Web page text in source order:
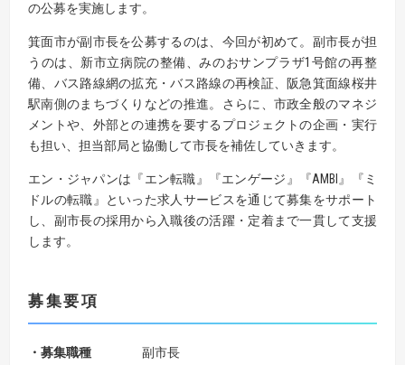
の公募を実施します。
箕面市が副市長を公募するのは、今回が初めて。副市長が担
うのは、新市立病院の整備、みのおサンプラザ1号館の再整
備、バス路線網の拡充・バス路線の再検証、阪急箕面線桜井
駅南側のまちづくりなどの推進。さらに、市政全般のマネジ
メントや、外部との連携を要するプロジェクトの企画・実行
も担い、担当部局と協働して市長を補佐していきます。
エン・ジャパンは『エン転職』『エンゲージ』『AMBI』『ミ
ドルの転職』といった求人サービスを通じて募集をサポート
し、副市長の採用から入職後の活躍・定着まで一貫して支援
します。
募集要項
・募集職種 副市長